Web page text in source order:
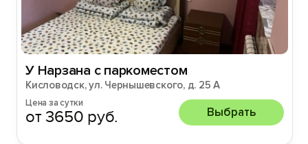
У Нарзана с паркоместом
Кисловодск, ул. Чернышевского, д. 25 А
Цена за сутки
от 3650 руб. Выбрать